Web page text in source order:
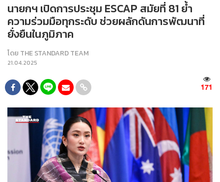
นายกฯ เปิดการประชุม ESCAP สมัยที่ 81 ย้ำ
ความร่วมมือทุกระดับ ช่วยผลักดันการพัฒนาที่
ยั่งยืนในภูมิภาค
โดย THE STANDARD TEAM
21.04.2025
171